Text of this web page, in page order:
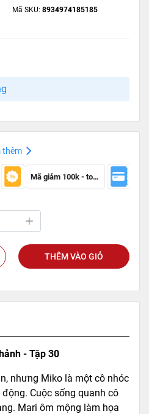
Mã SKU: 8934974185185
thêm
Mã giảm 100k - toàn sàn
THÊM VÀO GIỎ
- Tập 30
nhưng Miko là một cô nhóc
Cuộc sống quanh cô
Mari ôm mộng làm họa